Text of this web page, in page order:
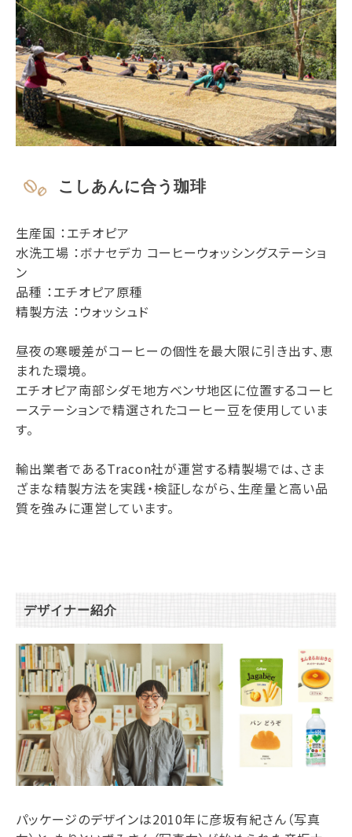
こしあんに合う珈琲
生産国 ：エチオピア
水洗工場 ：ボナセデカ コーヒーウォッシングステーショ
ン
品種 ：エチオピア原種
精製方法 ：ウォッシュド
昼夜の寒暖差がコーヒーの個性を最大限に引き出す、恵
まれた環境。
エチオピア南部シダモ地方ベンサ地区に位置するコーヒ
ーステーションで精選されたコーヒー豆を使用していま
す。
輸出業者であるTracon社が運営する精製場では、さま
ざまな精製方法を実践・検証しながら、生産量と高い品
質を強みに運営しています。
デザイナー紹介
パッケージのデザインは2010年に彦坂有紀さん（写真